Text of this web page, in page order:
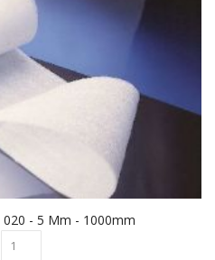
- 5 Mm - 1000mm